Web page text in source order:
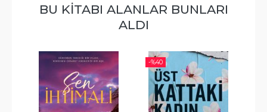
BU KITABI ALANLAR BUNLARI
ALDI
-%40